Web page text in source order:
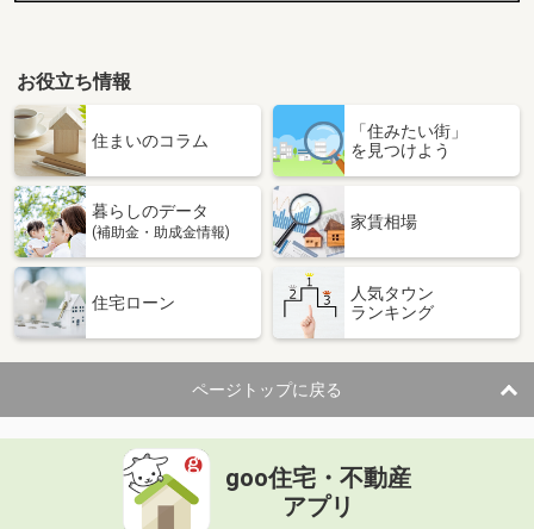
お役立ち情報
住まいのコラム
「住みたい街」
を見つけよう
暮らしのデータ
(補助金・助成金情報)
家賃相場
住宅ローン
人気タウン
ランキング
ページトップに戻る
goo住宅・不動産
アプリ